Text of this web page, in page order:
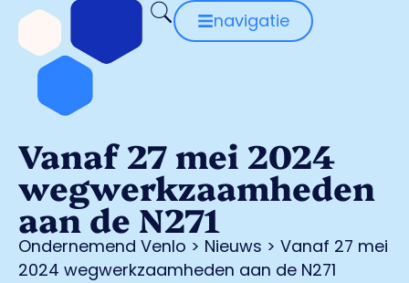
navigatie
Vanaf 27 mei 2024
wegwerkzaamheden
aan de N271
Ondernemend Venlo > Nieuws > Vanaf 27 mei
2024 wegwerkzaamheden aan de N271